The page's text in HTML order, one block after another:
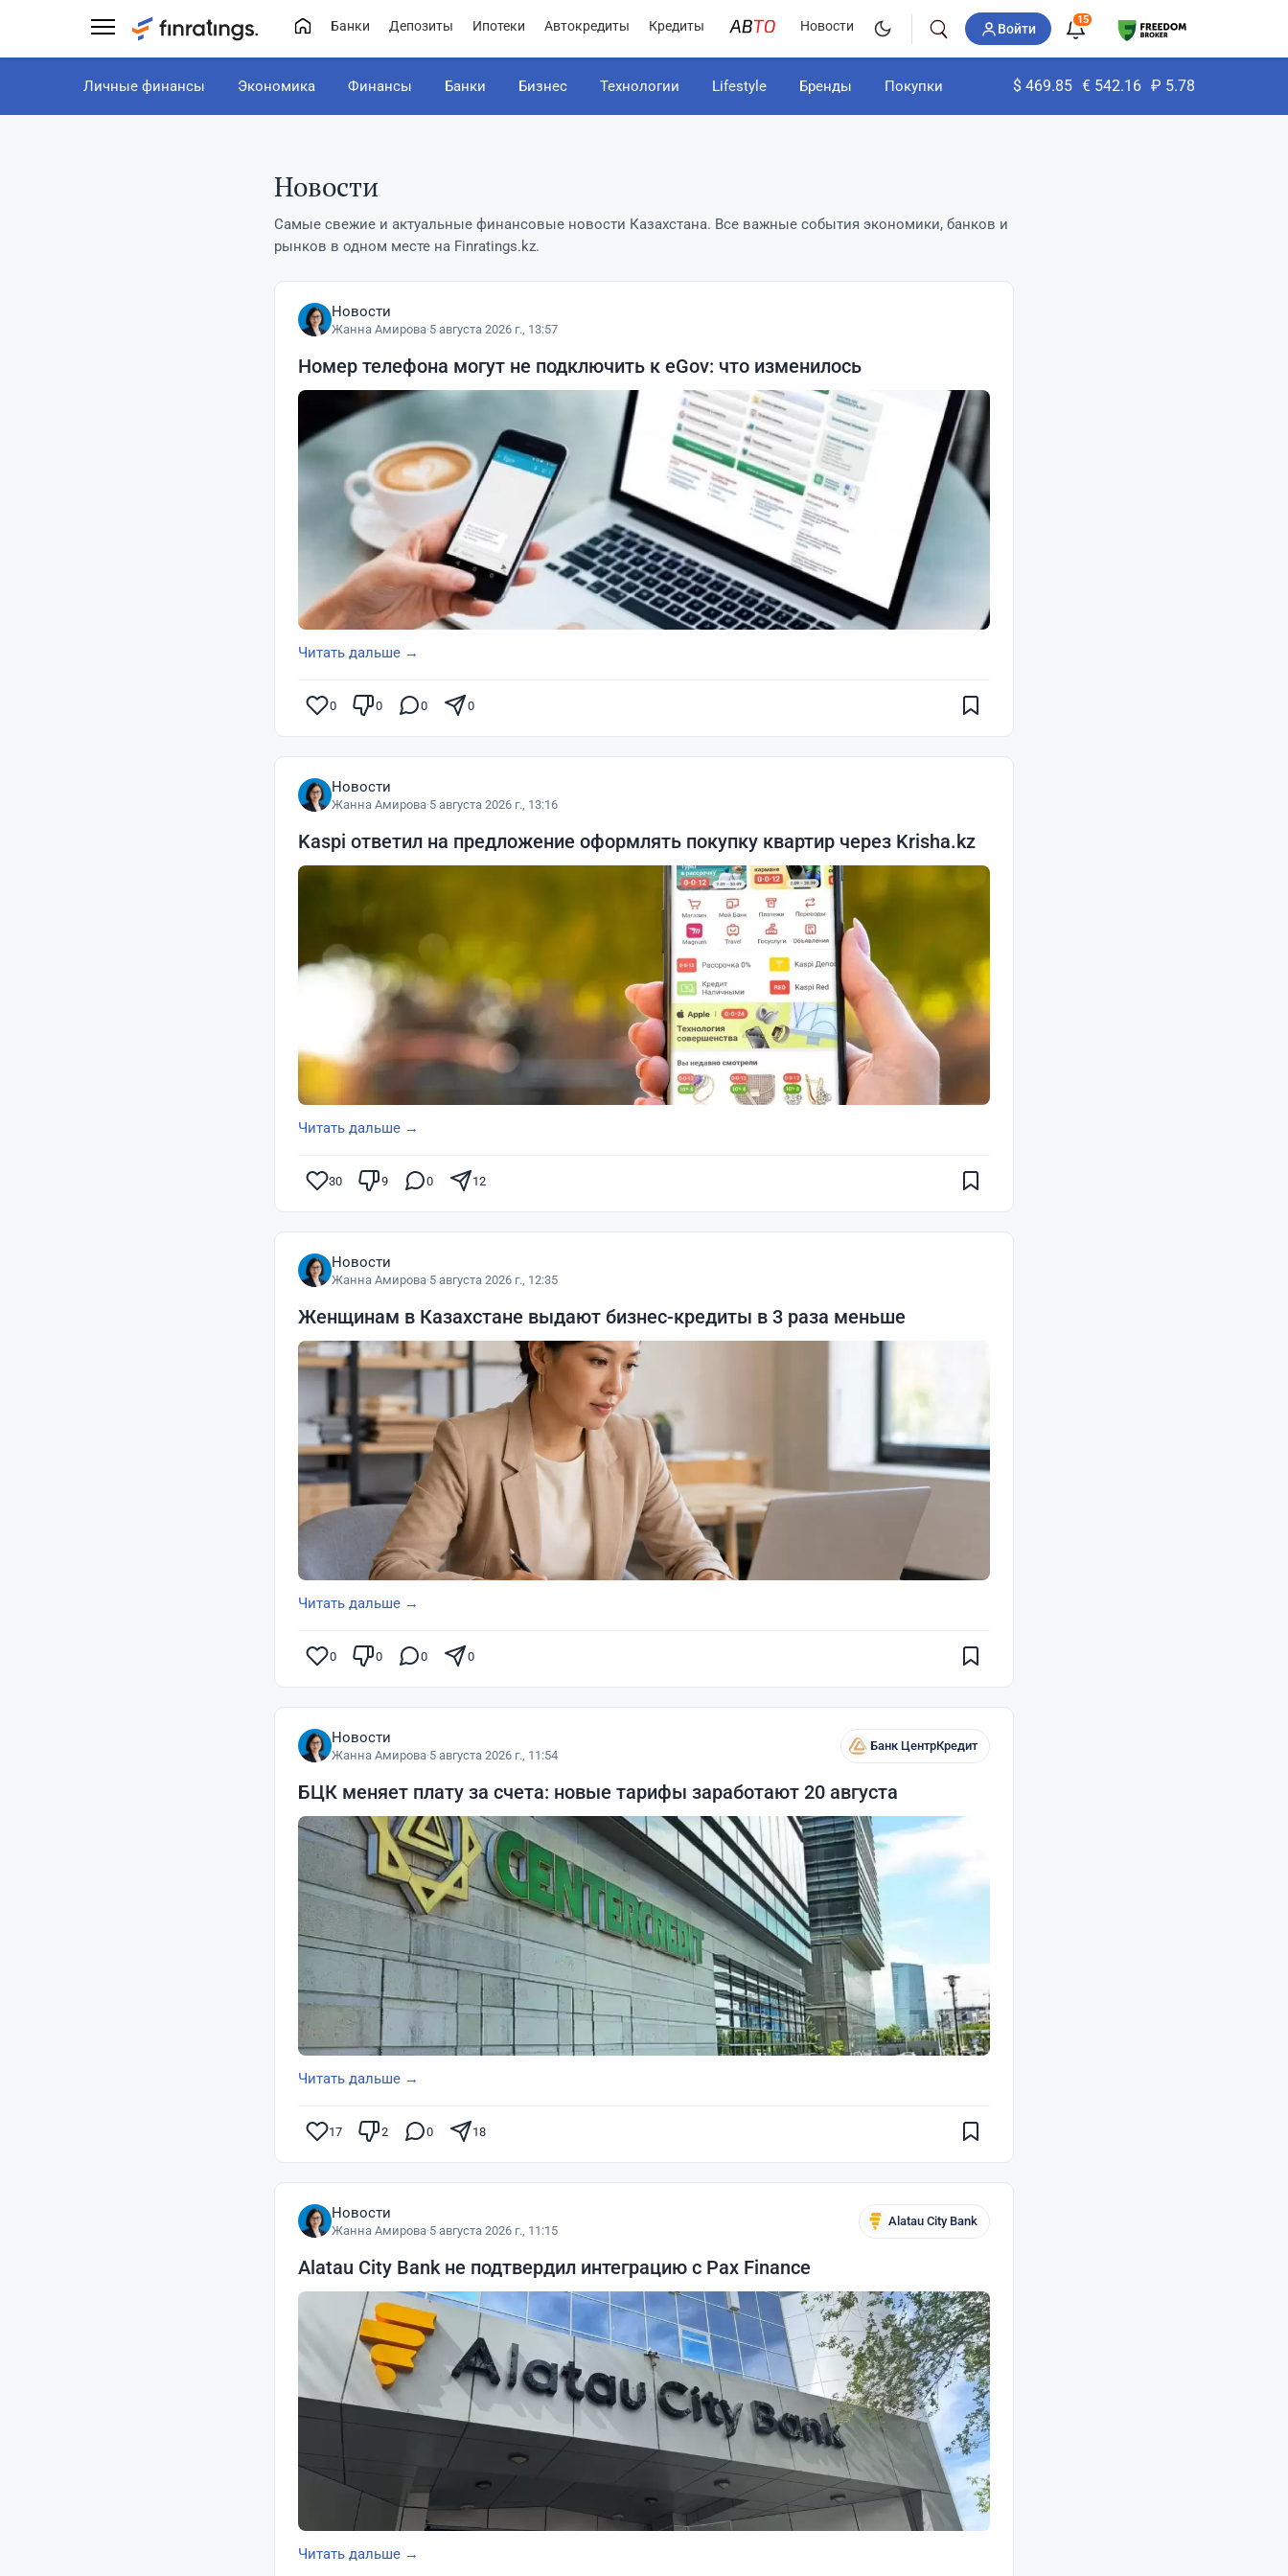
Банки Депозиты Ипотеки Автокредиты Кредиты Новости Войти
15
Личные финансы Экономика Финансы Банки Бизнес Технологии Lifestyle Бренды Покупки $ 469.85 € 542.16 ₽ 5.78
Новости
Самые свежие и актуальные финансовые новости Казахстана. Все важные события экономики, банков и
рынков в одном месте на Finratings.kz.
Новости
Жанна Амирова·5 августа 2026 г., 13:57
Номер телефона могут не подключить к eGov: что изменилось
Читать дальше →
0 0 0 0
Новости
Жанна Амирова·5 августа 2026 г., 13:16
Kaspi ответил на предложение оформлять покупку квартир через Krisha.kz
Читать дальше →
30 9 0 12
Новости
Жанна Амирова·5 августа 2026 г., 12:35
Женщинам в Казахстане выдают бизнес-кредиты в 3 раза меньше
Читать дальше →
0 0 0 0
Новости
Жанна Амирова·5 августа 2026 г., 11:54
Банк ЦентрКредит
БЦК меняет плату за счета: новые тарифы заработают 20 августа
Читать дальше →
17 2 0 18
Новости
Жанна Амирова·5 августа 2026 г., 11:15
Alatau City Bank
Alatau City Bank не подтвердил интеграцию с Pax Finance
Читать дальше →